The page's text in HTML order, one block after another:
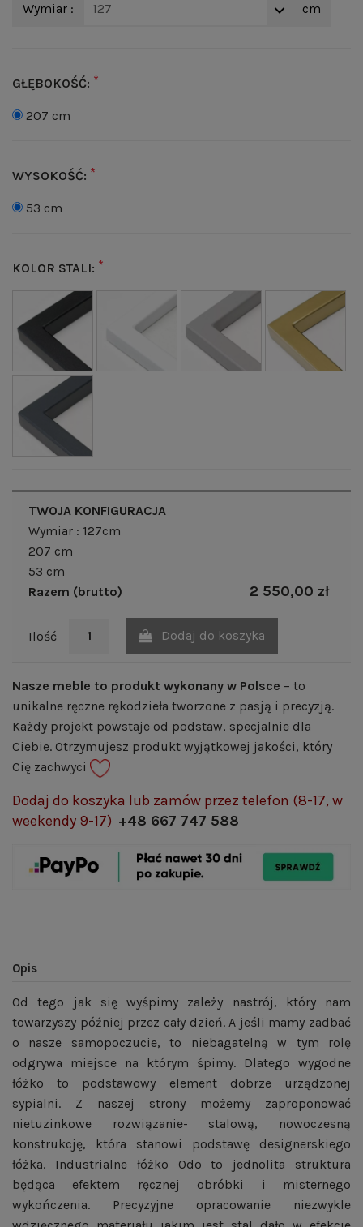
Wymiar : 127 cm
GŁĘBOKOŚĆ: *
207 cm
WYSOKOŚĆ: *
53 cm
KOLOR STALI: *
TWOJA KONFIGURACJA
Wymiar : 127cm
207 cm
53 cm
Razem (brutto)
2 550,00 zł
Ilość Dodaj do koszyka
Nasze meble to produkt wykonany w Polsce – to
unikalne ręczne rękodzieła tworzone z pasją i precyzją.
Każdy projekt powstaje od podstaw, specjalnie dla
Ciebie. Otrzymujesz produkt wyjątkowej jakości, który
Cię zachwyci
Dodaj do koszyka lub zamów przez telefon (8-17, w
weekendy 9-17) +48 667 747 588
Opis
Od tego jak się wyśpimy zależy nastrój, który nam
towarzyszy później przez cały dzień. A jeśli mamy zadbać
o nasze samopoczucie, to niebagatelną w tym rolę
odgrywa miejsce na którym śpimy. Dlatego wygodne
łóżko to podstawowy element dobrze urządzonej
sypialni. Z naszej strony możemy zaproponować
nietuzinkowe rozwiązanie- stalową, nowoczesną
konstrukcję, która stanowi podstawę designerskiego
łóżka. Industrialne łóżko Odo to jednolita struktura
będąca efektem ręcznej obróbki i misternego
wykończenia. Precyzyjne opracowanie niezwykle